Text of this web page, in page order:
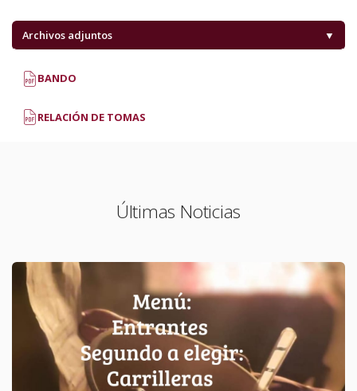
Archivos adjuntos ▼
BANDO
RELACIÓN DE TOMAS
Últimas Noticias